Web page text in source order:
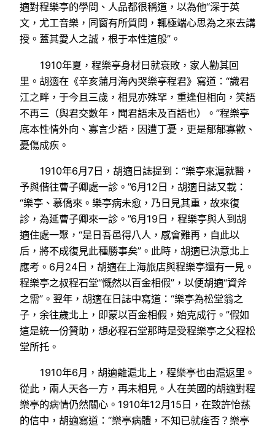
適對程樂亭的學問、人品都很稱道，以為他“深于英
文，尤工音樂，同窗有所質問，輒極端心思為之來去講
授。蓋其愛人之誠，根于本性這般”。
1910年夏，程樂亭身材日就衰敗，家人勸其回
里。胡適在《辛亥蒲月海內哭樂亭程君》寫道：“識君
江之畔，于今且三歲，相見亦殊罕，重逢但相向，笑語
不再三（與君交數年，聞君語未及百語也）。”程樂亭
底本性情外向、寡言少語，因遭丁憂，更是郁郁寡歡、
憂傷成疾。
1910年6月7日，胡適日誌提到：“樂亭來滬就醫，
予與偕往曹子卿處一診。”6月12日，胡適日誌又載：
“樂亭、慕僑來。樂亭病未愈，乃日見其重，故來復
診，為延曹子卿來一診。”6月19日，程樂亭與人到胡
適住處一聚，“是日吾邑得八人，感會難再，自此以
后，將不成復見此種勝事矣”。此時，胡適已決意北上
應考。6月24日，胡適在上海旅店與程樂亭還有一見。
程樂亭之叔程石堂“慨然以百金相假”，以便胡適“資斧
之需”。翌年，胡適在日誌中寫道：“樂亭為松堂翁之
子，余往歲北上，即蒙以百金相假，始克成行。”假如
這是統一份贊助，想必程石堂那時是受程樂亭之父程松
堂所托。
1910年6月，胡適離滬北上，程樂亭也由滬返里。
從此，兩人天各一方，再未相見。人在美國的胡適對程
樂亭的病情仍然關心。1910年12月15日，在致許怡蓀
的信中，胡適寫道：“樂亭病體，不知已就痊否？樂亭